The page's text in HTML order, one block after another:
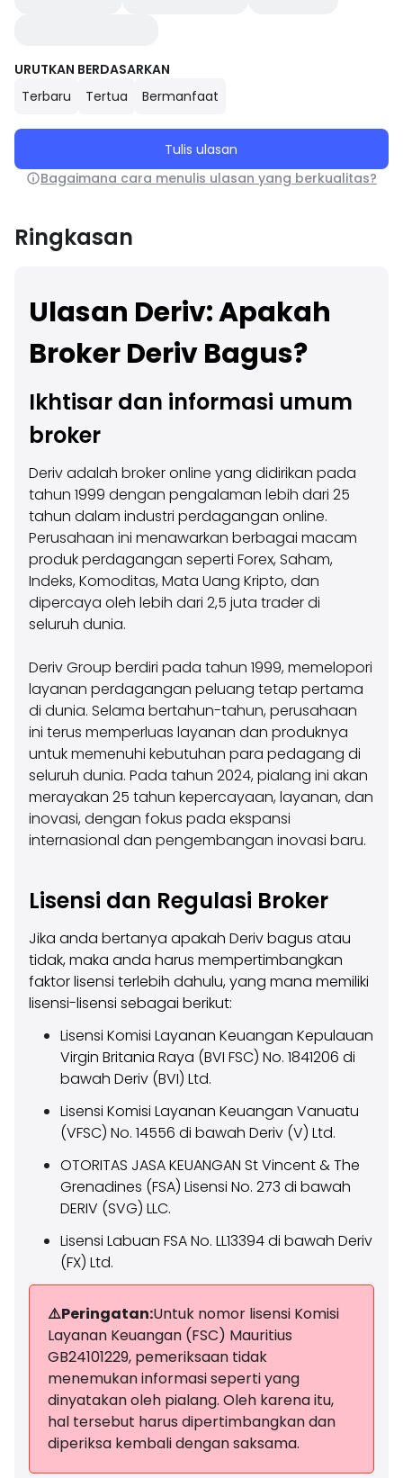
URUTKAN BERDASARKAN
Terbaru
Tertua Bermanfaat
Tulis ulasan
Bagaimana cara menulis ulasan yang berkualitas?
Ringkasan
Ulasan Deriv: Apakah
Broker Deriv Bagus?
Ikhtisar dan informasi umum
broker
Deriv adalah broker online yang didirikan pada
tahun 1999 dengan pengalaman lebih dari 25
tahun dalam industri perdagangan online.
Perusahaan ini menawarkan berbagai macam
produk perdagangan seperti Forex, Saham,
Indeks, Komoditas, Mata Uang Kripto, dan
dipercaya oleh lebih dari 2,5 juta trader di
seluruh dunia.
Deriv Group berdiri pada tahun 1999, memelopori
layanan perdagangan peluang tetap pertama
di dunia. Selama bertahun-tahun, perusahaan
ini terus memperluas layanan dan produknya
untuk memenuhi kebutuhan para pedagang di
seluruh dunia. Pada tahun 2024, pialang ini akan
merayakan 25 tahun kepercayaan, layanan, dan
inovasi, dengan fokus pada ekspansi
internasional dan pengembangan inovasi baru.
Lisensi dan Regulasi Broker
Jika anda bertanya apakah Deriv bagus atau
tidak, maka anda harus mempertimbangkan
faktor lisensi terlebih dahulu, yang mana memiliki
lisensi-lisensi sebagai berikut:
Lisensi Komisi Layanan Keuangan Kepulauan
Virgin Britania Raya (BVI FSC) No. 1841206 di
bawah Deriv (BVI) Ltd.
Lisensi Komisi Layanan Keuangan Vanuatu
(VFSC) No. 14556 di bawah Deriv (V) Ltd.
OTORITAS JASA KEUANGAN St Vincent & The
Grenadines (FSA) Lisensi No. 273 di bawah
DERIV (SVG) LLC.
Lisensi Labuan FSA No. LL13394 di bawah Deriv
(FX) Ltd.
⚠️Peringatan:Untuk nomor lisensi Komisi
Layanan Keuangan (FSC) Mauritius
GB24101229, pemeriksaan tidak
menemukan informasi seperti yang
dinyatakan oleh pialang. Oleh karena itu,
hal tersebut harus dipertimbangkan dan
diperiksa kembali dengan saksama.